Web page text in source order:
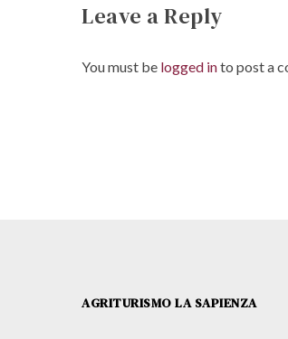
Leave a Reply
You must be logged into post a
AGRITURISMO LA SAPIENZA